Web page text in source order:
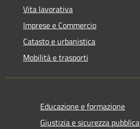
Vita lavorativa
Imprese e Commercio
Catasto e urbanistica
Mobilità e trasporti
Educazione e formazione
Giustizia e sicurezza pubblica